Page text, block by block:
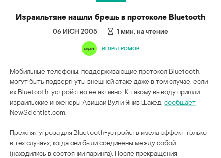
Израильтяне нашли брешь в протоколе Bluetooth
06 ИЮН 2005 1 мин. на чтение
ИГОРЬ ГРОМОВ
Мобильные телефоны, поддерживающие протокол Bluetooth,
могут быть подвергнуты внешней атаке даже в том случае, если
их Bluetooth-устройство не активно. К такому выводу пришли
израильские инженеры Авишаи Вул и Янив Шакед, сообщает
NewScientist.com.
Прежняя угроза для Bluetooth-устройств имела эффект только
в тех случаях, когда они были соединены между собой
(находились в состоянии паринга). После прекращения